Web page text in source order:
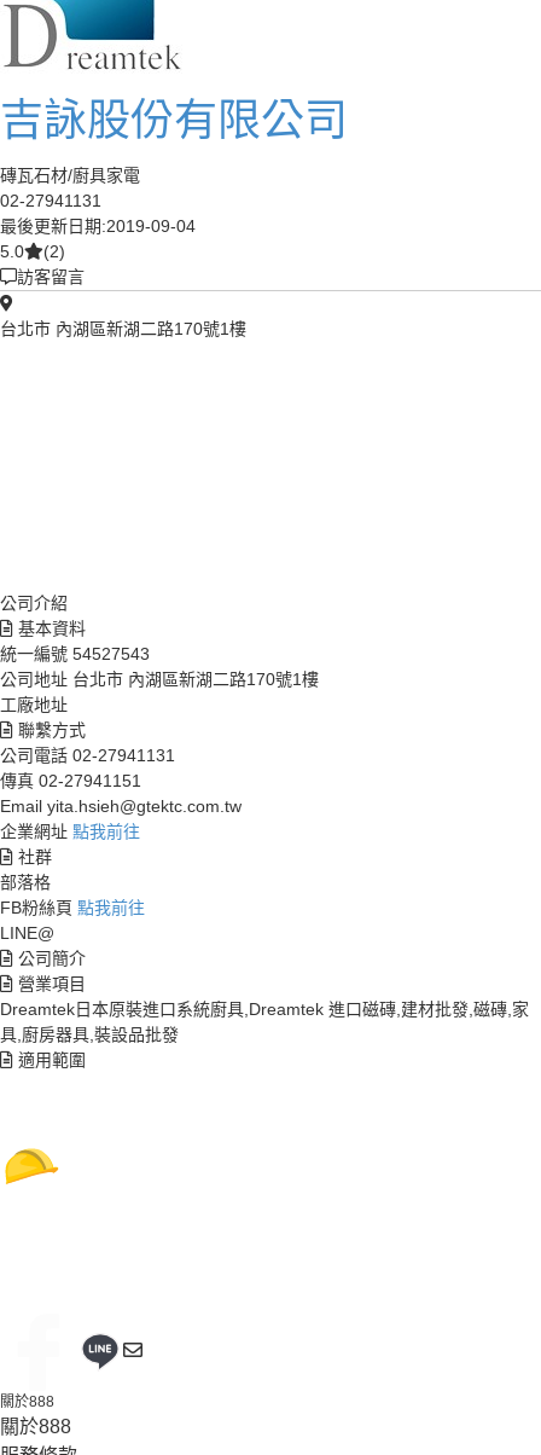
吉詠股份有限公司
磚瓦石材/廚具家電
02-27941131
最後更新日期:2019-09-04
5.0
(2)
訪客留言
台北市 內湖區新湖二路170號1樓
公司介紹
基本資料
統一編號 54527543
公司地址 台北市 內湖區新湖二路170號1樓
工廠地址
聯繫方式
公司電話 02-27941131
傳真 02-27941151
Email yita.hsieh@gtektc.com.tw
企業網址 點我前往
社群
部落格
FB粉絲頁 點我前往
LINE@
公司簡介
營業項目
Dreamtek日本原裝進口系統廚具,Dreamtek 進口磁磚,建材批發,磁磚,家
具,廚房器具,裝設品批發
適用範圍
關於888
關於888